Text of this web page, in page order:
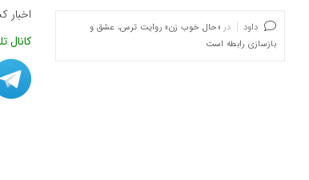
داود در «حال خوب زن» روایت ترس، عشق و
بازسازی رابطه است
اخبار
کانال